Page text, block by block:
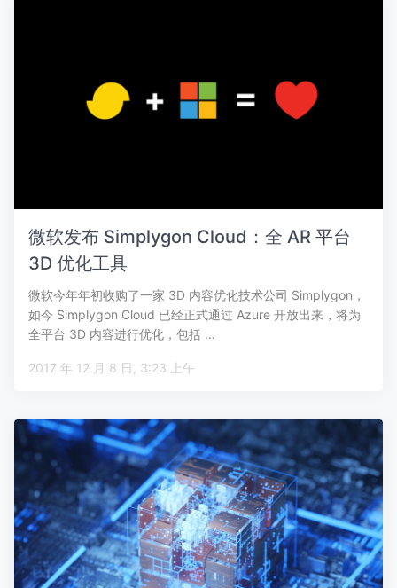
微软发布 Simplygon Cloud：全 AR 平台
3D 优化工具
微软今年年初收购了一家 3D 内容优化技术公司 Simplygon，
如今 Simplygon Cloud 已经正式通过 Azure 开放出来，将为
全平台 3D 内容进行优化，包括 …
2017 年 12 月 8 日, 3:23 上午